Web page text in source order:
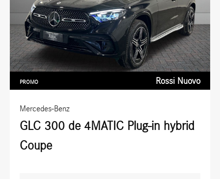
Mercedes-Benz
GLC 300 de 4MATIC Plug-in hybrid
Coupe
PROMO Rossi Nuovo